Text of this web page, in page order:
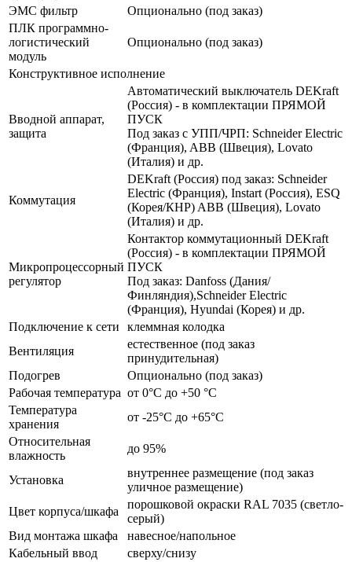
ЭМС фильтр
Опционально (под заказ)
ПЛК программно-
логистический
модуль
Опционально (под заказ)
Конструктивное исполнение
Вводной аппарат,
защита
Автоматический выключатель DEKraft
(Россия) - в комплектации ПРЯМОЙ
ПУСК
Под заказ с УПП/ЧРП: Schneider Electric
(Франция), ABB (Швеция), Lovato
(Италия) и др.
Коммутация
DEKraft (Россия) под заказ: Schneider
Electric (Франция), Instart (Россия), ESQ
(Корея/КНР) ABB (Швеция), Lovato
(Италия) и др.
Микропроцессорный
регулятор
Контактор коммутационный DEKraft
(Россия) - в комплектации ПРЯМОЙ
ПУСК
Под заказ: Danfoss (Дания/
Финляндия),Schneider Electric
(Франция), Hyundai (Корея) и др.
Подключение к сети
клеммная колодка
Вентиляция
естественное (под заказ
принудительная)
Подогрев
Опционально (под заказ)
Рабочая температура от 0°C до +50 °C
Температура
хранения
от -25°C до +65°C
Относительная
влажность
до 95%
Установка
внутреннее размещение (под заказ
уличное размещение)
Цвет корпуса/шкафа
порошковой окраски RAL 7035 (светло-
серый)
Вид монтажа шкафа
навесное/напольное
Кабельный ввод
сверху/снизу